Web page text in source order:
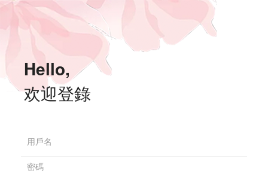
Hello,
欢迎登錄
用戶名
密碼